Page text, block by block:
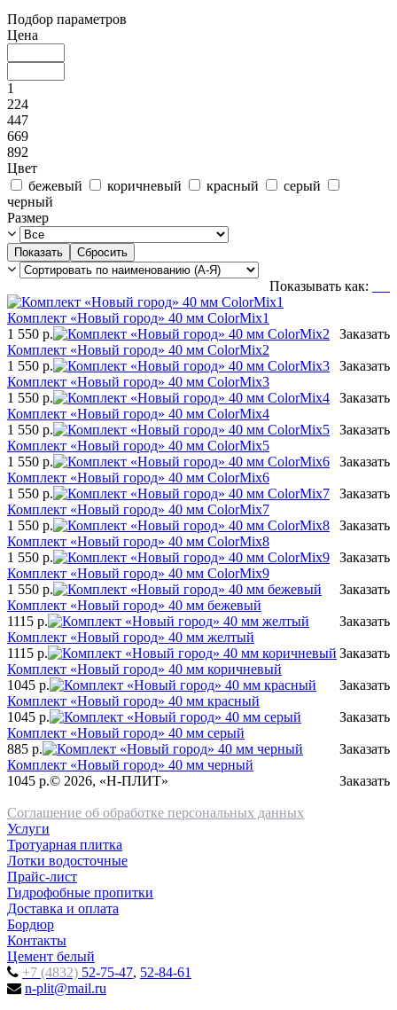
Подбор параметров
Цена
1
224
447
669
892
Цвет
бежевый
коричневый красный
серый
черный
Размер
Показывать как:
Комплект «Новый город» 40 мм ColorMix1
1 550 р.
Заказать
Комплект «Новый город» 40 мм ColorMix2
1 550 р.
Заказать
Комплект «Новый город» 40 мм ColorMix3
1 550 р.
Заказать
Комплект «Новый город» 40 мм ColorMix4
1 550 р.
Заказать
Комплект «Новый город» 40 мм ColorMix5
1 550 р.
Заказать
Комплект «Новый город» 40 мм ColorMix6
1 550 р.
Заказать
Комплект «Новый город» 40 мм ColorMix7
1 550 р.
Заказать
Комплект «Новый город» 40 мм ColorMix8
1 550 р.
Заказать
Комплект «Новый город» 40 мм ColorMix9
1 550 р.
Заказать
Комплект «Новый город» 40 мм бежевый
1115 р.
Заказать
Комплект «Новый город» 40 мм желтый
1115 р.
Заказать
Комплект «Новый город» 40 мм коричневый
1045 р.
Заказать
Комплект «Новый город» 40 мм красный
1045 р.
Заказать
Комплект «Новый город» 40 мм серый
885 р.
Заказать
Комплект «Новый город» 40 мм черный
1045 р. Заказать
© 2026, «Н-ПЛИТ»
Соглашение об обработке персональных данных
Услуги
Тротуарная плитка
Лотки водосточные
Прайс-лист
Гидрофобные пропитки
Доставка и оплата
Бордюр
Контакты
Цемент белый
+7 (4832) 52-75-47, 52-84-61
n-plit@mail.ru